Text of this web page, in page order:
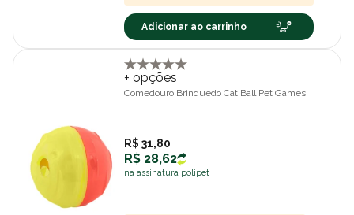
Adicionar ao carrinho
+ opções
Comedouro Brinquedo Cat Ball Pet Games
R$ 31,80
R$ 28,62
na assinatura polipet